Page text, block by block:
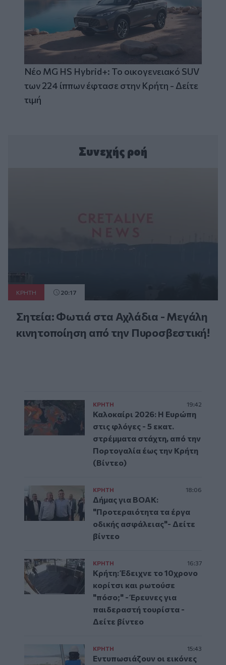
Νέο MG HS Hybrid+: Το οικογενειακό SUV
των 224 ίππων έφτασε στην Κρήτη - Δείτε
τιμή
Συνεχής ροή
ΚΡΗΤΗ 20:17
Σητεία: Φωτιά στα Αχλάδια - Μεγάλη
κινητοποίηση από την Πυροσβεστική!
ΚΡΗΤΗ 19:42
Καλοκαίρι 2026: Η Ευρώπη
στις φλόγες - 5 εκατ.
στρέμματα στάχτη, από την
Πορτογαλία έως την Κρήτη
(Βίντεο)
ΚΡΗΤΗ 18:06
Δήμας για ΒΟΑΚ:
"Προτεραιότητα τα έργα
οδικής ασφάλειας"- Δείτε
βίντεο
ΚΡΗΤΗ 16:37
Κρήτη: Έδειχνε το 10χρονο
κορίτσι και ρωτούσε
"πόσο;" - Έρευνες για
παιδεραστή τουρίστα -
Δείτε βίντεο
ΚΡΗΤΗ 15:43
Εντυπωσιάζουν οι εικόνες